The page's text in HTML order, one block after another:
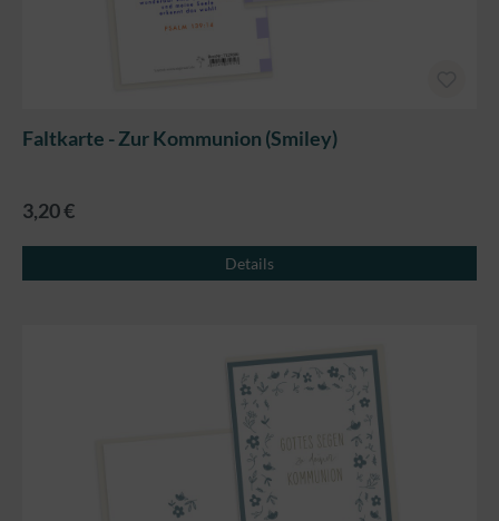
Faltkarte - Zur Kommunion (Smiley)
3,20 €
Details